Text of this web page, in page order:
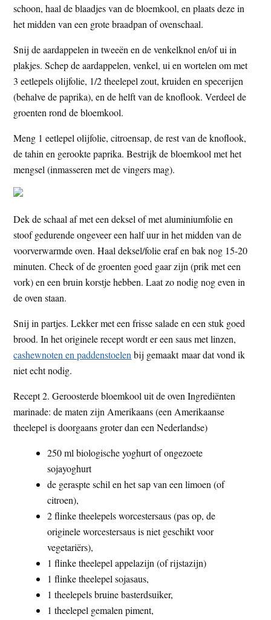
schoon, haal de blaadjes van de bloemkool, en plaats deze in
het midden van een grote braadpan of ovenschaal.
Snij de aardappelen in tweeën en de venkelknol en/of ui in
plakjes. Schep de aardappelen, venkel, ui en wortelen om met
3 eetlepels olijfolie, 1/2 theelepel zout, kruiden en specerijen
(behalve de paprika), en de helft van de knoflook. Verdeel de
groenten rond de bloemkool.
Meng 1 eetlepel olijfolie, citroensap, de rest van de knoflook,
de tahin en gerookte paprika. Bestrijk de bloemkool met het
mengsel (inmasseren met de vingers mag).
Dek de schaal af met een deksel of met aluminiumfolie en
stoof gedurende ongeveer een half uur in het midden van de
voorverwarmde oven. Haal deksel/folie eraf en bak nog 15-20
minuten. Check of de groenten goed gaar zijn (prik met een
vork) en een bruin korstje hebben. Laat zo nodig nog even in
de oven staan.
Snij in partjes. Lekker met een frisse salade en een stuk goed
brood. In het originele recept wordt er een saus met linzen,
cashewnoten en paddenstoelen bij gemaakt maar dat vond ik
niet echt nodig.
Recept 2. Geroosterde bloemkool uit de oven Ingrediënten
marinade: de maten zijn Amerikaans (een Amerikaanse
theelepel is doorgaans groter dan een Nederlandse)
250 ml biologische yoghurt of ongezoete
sojayoghurt
de geraspte schil en het sap van een limoen (of
citroen),
2 flinke theelepels worcestersaus (pas op, de
originele worcestersaus is niet geschikt voor
vegetariërs),
1 flinke theelepel appelazijn (of rijstazijn)
1 flinke theelepel sojasaus,
1 theelepels bruine basterdsuiker,
1 theelepel gemalen piment,